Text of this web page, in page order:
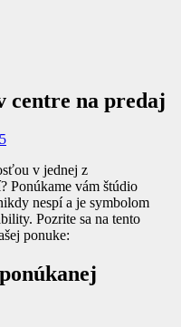
centre na predaj
v jednej z
Ponúkame vám štúdio
nespí a je symbolom
Pozrite sa na tento
ponuke: